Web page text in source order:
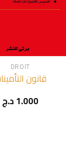
DROIT
قانون
1.000د.ج